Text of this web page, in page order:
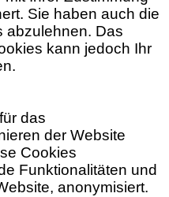
Sie haben auch die
abzulehnen. Das
kann jedoch Ihr
das
der Website
Cookies
Funktionalitäten und
anonymisiert.